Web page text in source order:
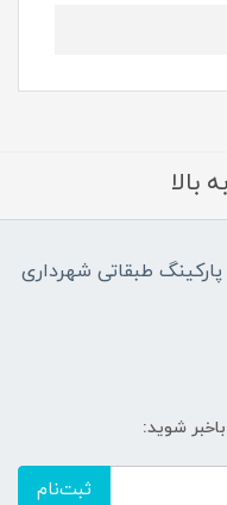
بالا
طبقاتی شهرداری
شوید:
ثبت‌نام